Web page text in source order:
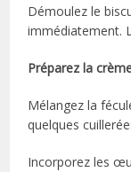
Démoulez le
immédiatement.
Préparez la
Mélangez la
quelques
Incorporez les